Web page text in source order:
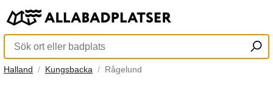
Halland Kungsbacka Rågelund